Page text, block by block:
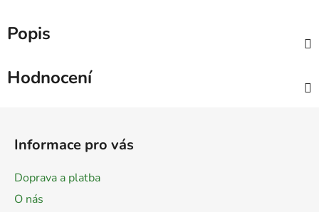
Popis
Hodnocení
Informace pro vás
Doprava a platba
O nás